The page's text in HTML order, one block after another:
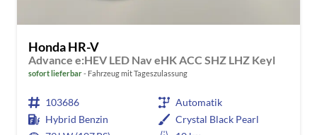
Honda HR-V
Advance e:HEV LED Nav eHK ACC SHZ LHZ Keyl
sofort lieferbar Fahrzeug mit Tageszulassung
103686
Automatik
Hybrid Benzin
Crystal Black Pearl